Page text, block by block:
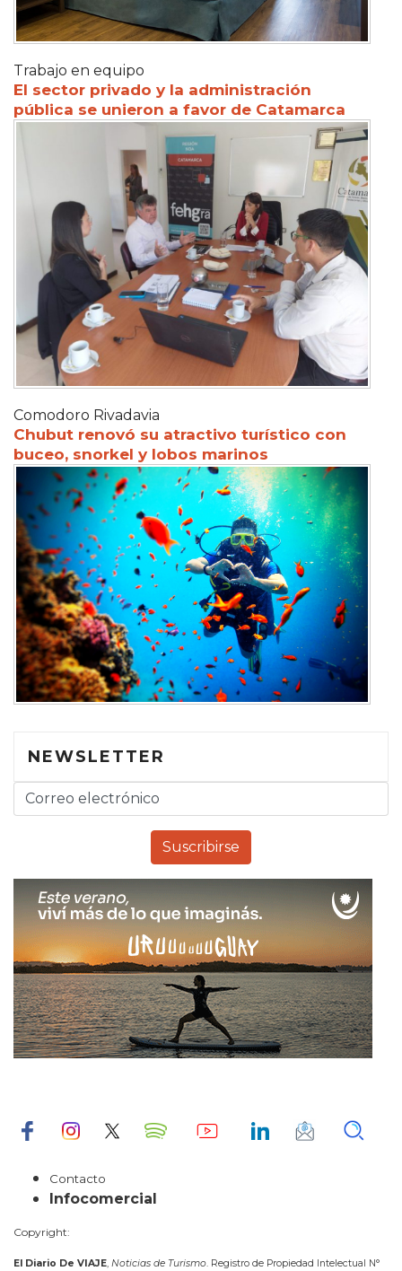
Trabajo en equipo
El sector privado y la administración
pública se unieron a favor de Catamarca
Comodoro Rivadavia
Chubut renovó su atractivo turístico con
buceo, snorkel y lobos marinos
NEWSLETTER
Contacto
Infocomercial
Copyright:
El Diario De VIAJE Noticias de Turismo . Registro de Propiedad Intelectual N°